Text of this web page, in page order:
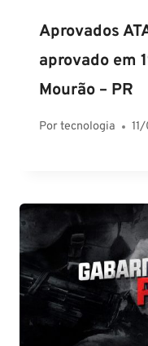
Aprovados
aprovado em
Mourão – PR
Portecnologia